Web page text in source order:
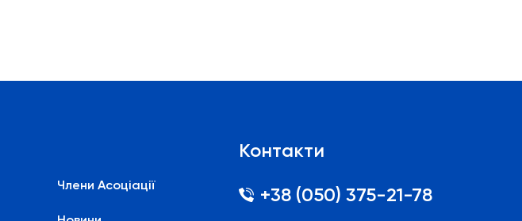
Члени Асоціації
Контакти
+38 (050) 375-21-78